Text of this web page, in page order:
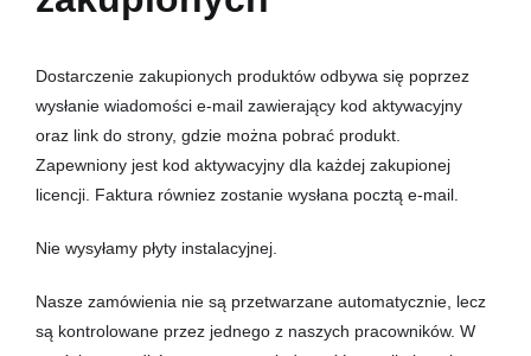
Dostarczenie zakupionych produktów odbywa się poprzez
wysłanie wiadomości e-mail zawierający kod aktywacyjny
oraz link do strony, gdzie można pobrać produkt.
Zapewniony jest kod aktywacyjny dla każdej zakupionej
licencji. Faktura równiez zostanie wysłana pocztą e-mail.
Nie wysyłamy płyty instalacyjnej.
Nasze zamówienia nie są przetwarzane automatycznie, lecz
są kontrolowane przez jednego z naszych pracowników. W